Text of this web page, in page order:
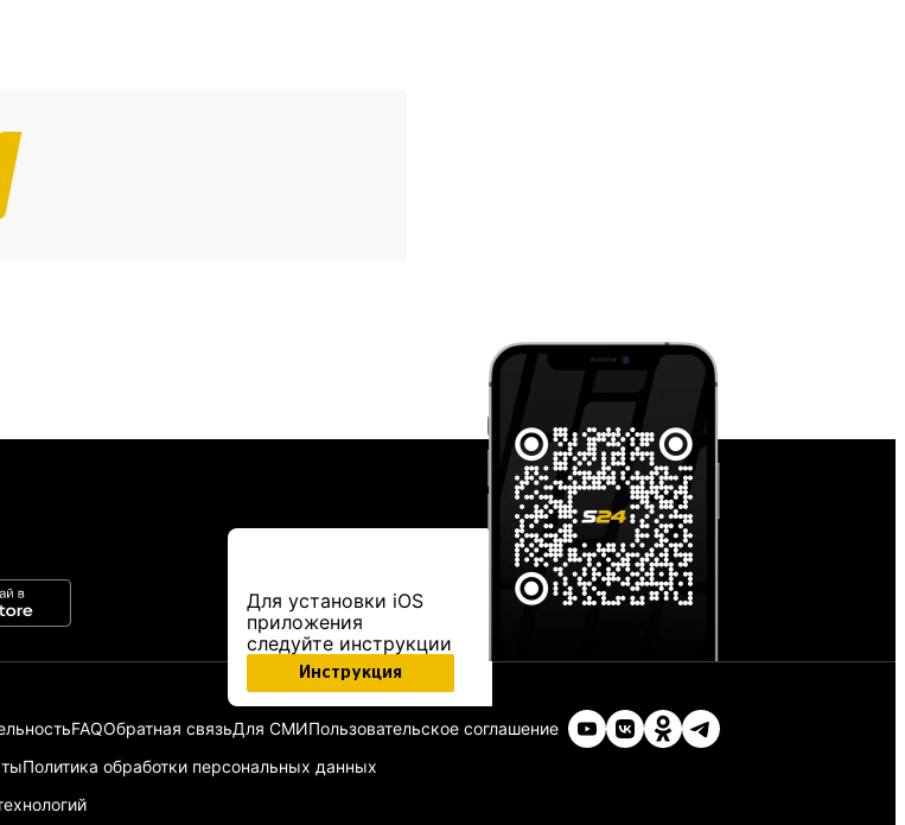
Для установки iOS
приложения
следуйте инструкции
Инструкция
FAQОбратная связьДля СМИПользовательское соглашение
Политика обработки персональных данных